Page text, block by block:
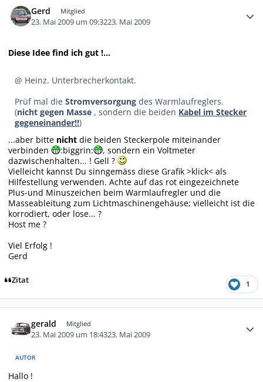
Gerd Mitglied
23. Mai 2009 um 09:3223. Mai 2009
Diese Idee find ich gut !...
@ Heinz. Unterbrecherkontakt.
Prüf mal dieStromversorgung des Warmlaufreglers.
(nicht gegen Masse , sondern die beiden Kabel im Stecker
gegeneinander!!)
...aber bitte nicht die beiden Steckerpole miteinander
verbinden
:biggrin:
, sondern ein Voltmeter
dazwischenhalten... ! Gell ?
Vielleicht kannst Du sinngemäss diese Grafik >klick< als
Hilfestellung verwenden. Achte auf das rot eingezeichnete
Plus-und Minuszeichen beim Warmlaufregler und die
Masseableitung zum Lichtmaschinengehäuse; vielleicht ist die
korrodiert, oder lose... ?
Host me ?
Viel Erfolg !
Gerd
Zitat 1
gerald Mitglied
23. Mai 2009 um 18:4323. Mai 2009
AUTOR
Hallo !